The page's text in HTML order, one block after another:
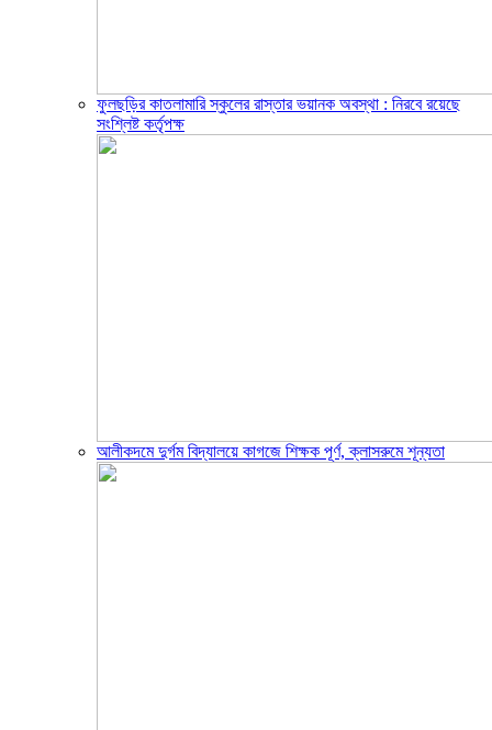
ফুলছড়ির কাতলামারি স্কুলের রাস্তার ভয়ানক অবস্থা : নিরবে রয়েছে
সংশ্লিষ্ট কর্তৃপক্ষ
আলীকদমে দুর্গম বিদ্যালয়ে কাগজে শিক্ষক পূর্ণ, ক্লাসরুমে শূন্যতা